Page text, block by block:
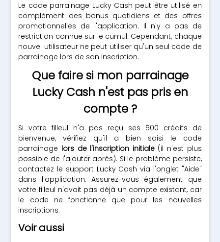
Le code parrainage Lucky Cash peut être utilisé en
complément des bonus quotidiens et des offres
promotionnelles de l'application. Il n'y a pas de
restriction connue sur le cumul. Cependant, chaque
nouvel utilisateur ne peut utiliser qu'un seul code de
parrainage lors de son inscription.
Que faire si mon parrainage
Lucky Cash n'est pas pris en
compte ?
Si votre filleul n'a pas reçu ses 500 crédits de
bienvenue, vérifiez qu'il a bien saisi le code
parrainage lors de l'inscription initiale(il n'est plus
possible de l'ajouter après). Si le problème persiste,
contactez le support Lucky Cash via l'onglet "Aide"
dans l'application. Assurez-vous également que
votre filleul n'avait pas déjà un compte existant, car
le code ne fonctionne que pour les nouvelles
inscriptions.
Voir aussi